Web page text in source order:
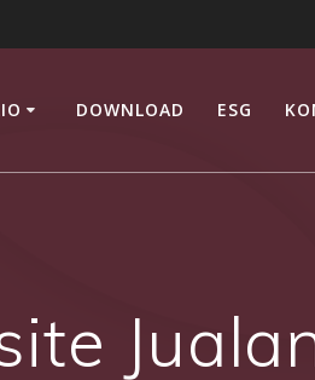
DOWNLOAD ESG